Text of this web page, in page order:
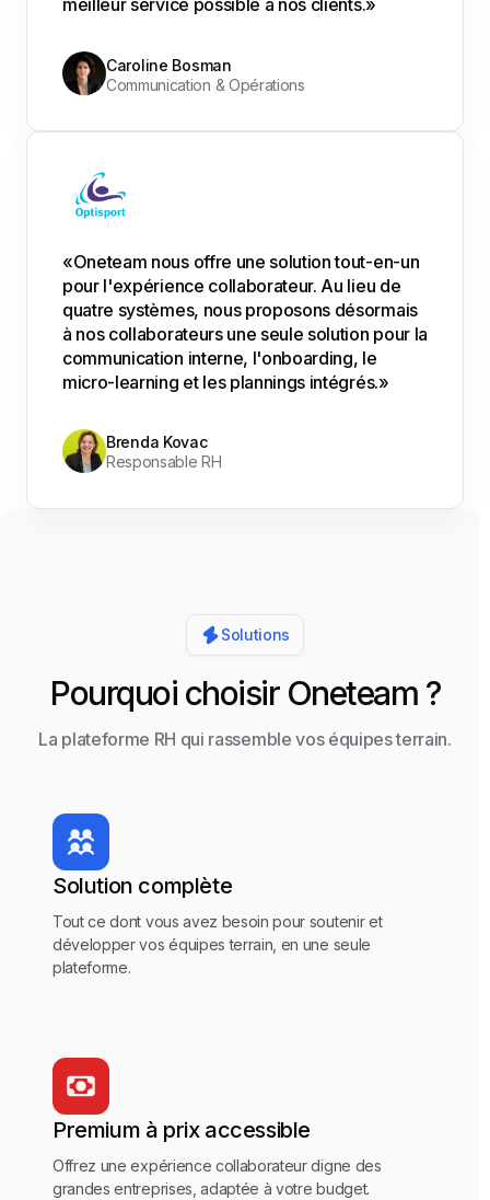
meilleur service possible à nos clients.»
Caroline Bosman
Communication & Opérations
«Oneteam nous offre une solution tout-en-un
pour l'expérience collaborateur. Au lieu de
quatre systèmes, nous proposons désormais
à nos collaborateurs une seule solution pour la
communication interne, l'onboarding, le
micro-learning et les plannings intégrés.»
Brenda Kovac
Responsable RH
Solutions
Pourquoi choisir Oneteam ?
La plateforme RH qui rassemble vos équipes terrain.
Solution complète
Tout ce dont vous avez besoin pour soutenir et
développer vos équipes terrain, en une seule
plateforme.
Premium à prix accessible
Offrez une expérience collaborateur digne des
grandes entreprises, adaptée à votre budget.